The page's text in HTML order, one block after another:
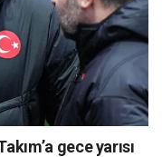
gece yarısı